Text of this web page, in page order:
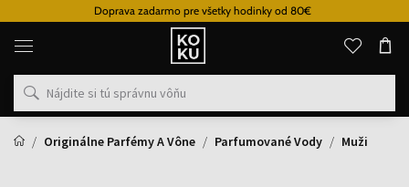
Doprava zadarmo pre všetky hodinky od 80€
Originálne
parfémy
hodinky
na
mieste
Originálne Parfémy A Vône
Parfumované Vody Muži